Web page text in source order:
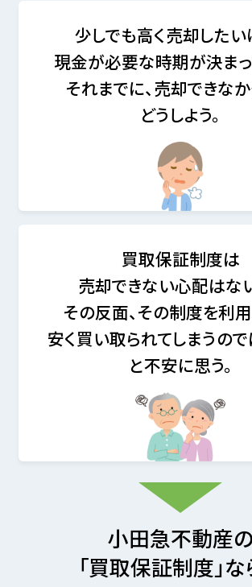
少しでも高く売却したい
現金が必要な時期が決まっ
それまでに、売却できな
どうしよう。
買取保証制度は
売却できない心配はな
その反面、その制度を利
安く買い取られてしまうの
と不安に思う。
小田急不動産の
「買取保証制度」